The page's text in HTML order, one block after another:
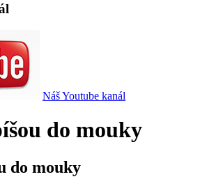
Náš Youtube kanál
do mouky
do mouky